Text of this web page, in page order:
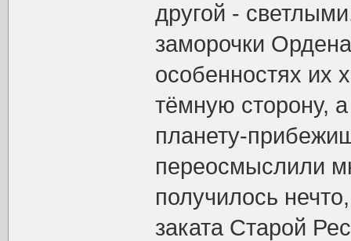
другой -
заморочки
особенностях их
тёмную сторону,
планету-
переосмыслили
получилось
заката Старой